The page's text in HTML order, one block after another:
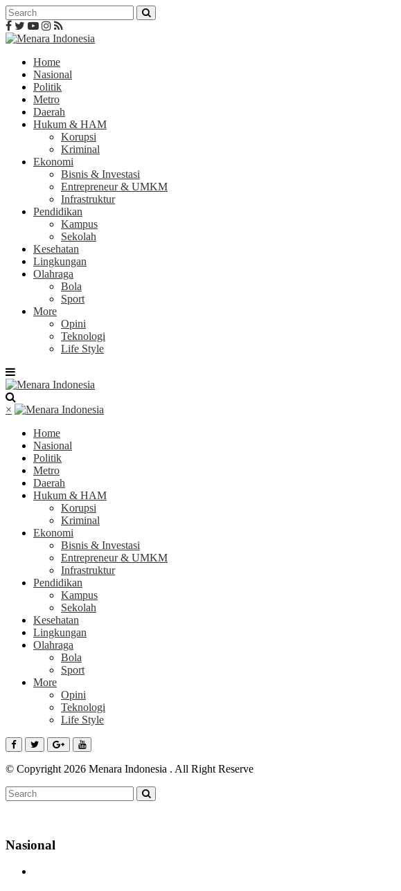
Home
Nasional
Politik
Metro
Daerah
Hukum & HAM
Korupsi
Kriminal
Ekonomi
Bisnis & Investasi
Entrepreneur & UMKM
Infrastruktur
Pendidikan
Kampus
Sekolah
Kesehatan
Lingkungan
Olahraga
Bola
Sport
More
Opini
Teknologi
Life Style
×
Home
Nasional
Politik
Metro
Daerah
Hukum & HAM
Korupsi
Kriminal
Ekonomi
Bisnis & Investasi
Entrepreneur & UMKM
Infrastruktur
Pendidikan
Kampus
Sekolah
Kesehatan
Lingkungan
Olahraga
Bola
Sport
More
Opini
Teknologi
Life Style
© Copyright 2026 Menara Indonesia . All Right Reserve
Nasional